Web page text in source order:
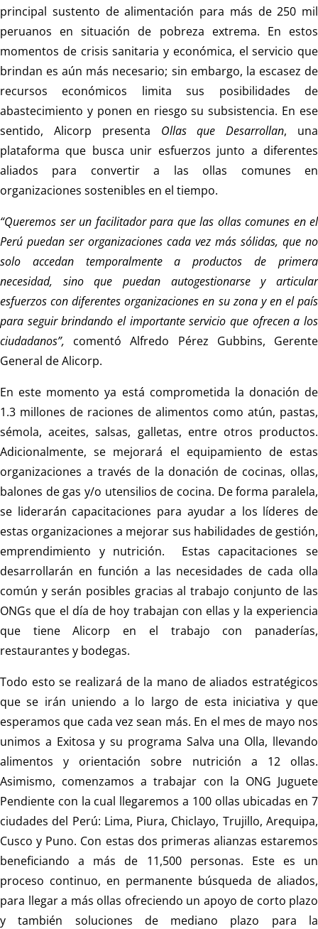
principal sustento de alimentación para más de 250 mil
peruanos en situación de pobreza extrema. En estos
momentos de crisis sanitaria y económica, el servicio que
brindan es aún más necesario; sin embargo, la escasez de
recursos económicos limita sus posibilidades de
abastecimiento y ponen en riesgo su subsistencia. En ese
sentido, Alicorp presenta Ollas que Desarrollan, una
plataforma que busca unir esfuerzos junto a diferentes
aliados para convertir a las ollas comunes en
organizaciones sostenibles en el tiempo.
“Queremos ser un facilitador para que las ollas comunes en el
Perú puedan ser organizaciones cada vez más sólidas, que no
solo accedan temporalmente a productos de primera
necesidad, sino que puedan autogestionarse y articular
esfuerzos con diferentes organizaciones en su zona y en el país
para seguir brindando el importante servicio que ofrecen a los
ciudadanos”, comentó Alfredo Pérez Gubbins, Gerente
General de Alicorp.
En este momento ya está comprometida la donación de
1.3 millones de raciones de alimentos como atún, pastas,
sémola, aceites, salsas, galletas, entre otros productos.
Adicionalmente, se mejorará el equipamiento de estas
organizaciones a través de la donación de cocinas, ollas,
balones de gas y/o utensilios de cocina. De forma paralela,
se liderarán capacitaciones para ayudar a los líderes de
estas organizaciones a mejorar sus habilidades de gestión,
emprendimiento y nutrición. Estas capacitaciones se
desarrollarán en función a las necesidades de cada olla
común y serán posibles gracias al trabajo conjunto de las
ONGs que el día de hoy trabajan con ellas y la experiencia
que tiene Alicorp en el trabajo con panaderías,
restaurantes y bodegas.
Todo esto se realizará de la mano de aliados estratégicos
que se irán uniendo a lo largo de esta iniciativa y que
esperamos que cada vez sean más. En el mes de mayo nos
unimos a Exitosa y su programa Salva una Olla, llevando
alimentos y orientación sobre nutrición a 12 ollas.
Asimismo, comenzamos a trabajar con la ONG Juguete
Pendiente con la cual llegaremos a 100 ollas ubicadas en 7
ciudades del Perú: Lima, Piura, Chiclayo, Trujillo, Arequipa,
Cusco y Puno. Con estas dos primeras alianzas estaremos
beneficiando a más de 11,500 personas. Este es un
proceso continuo, en permanente búsqueda de aliados,
para llegar a más ollas ofreciendo un apoyo de corto plazo
y también soluciones de mediano plazo para la